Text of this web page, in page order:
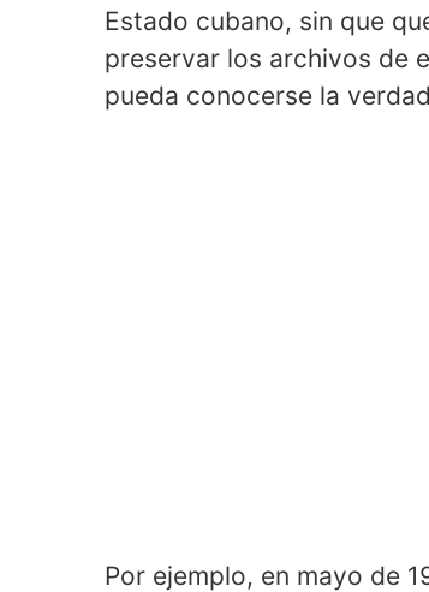
Estado cubano, sin que
preservar los archivos de
pueda conocerse la
Por ejemplo, en mayo de